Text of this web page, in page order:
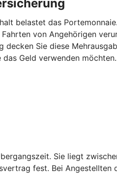
belastet das
von Angehörigen
decken Sie diese
Geld verwenden
Sie liegt
fest. Bei